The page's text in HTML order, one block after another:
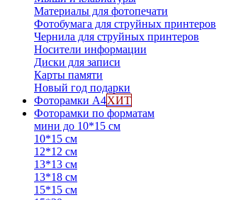
Материалы для фотопечати
Фотобумага для струйных принтеров
Чернила для струйных принтеров
Носители информации
Диски для записи
Карты памяти
Новый год подарки
Фоторамки А4ХИТ
Фоторамки по форматам
мини до 10*15 см
10*15 см
12*12 см
13*13 см
13*18 см
15*15 см